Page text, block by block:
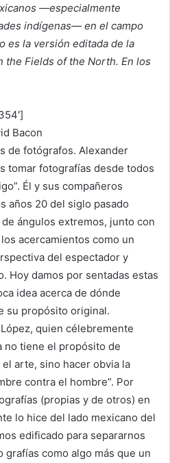
—especialmente
indígenas— en el campo
es la versión editada de la
the Fields of the North. En los
Bacon
de fotógrafos. Alexander
tomar fotografías desde todos
Él y sus compañeros
años 20 del siglo pasado
ángulos extremos, junto con
acercamientos como un
del espectador y
Hoy damos por sentadas estas
idea acerca de dónde
su propósito original.
quien célebremente
no tiene el propósito de
arte, sino hacer obvia la
contra el hombre”. Por
(propias y de otros) en
lo hice del lado mexicano del
edificado para separarnos
grafías como algo más que un